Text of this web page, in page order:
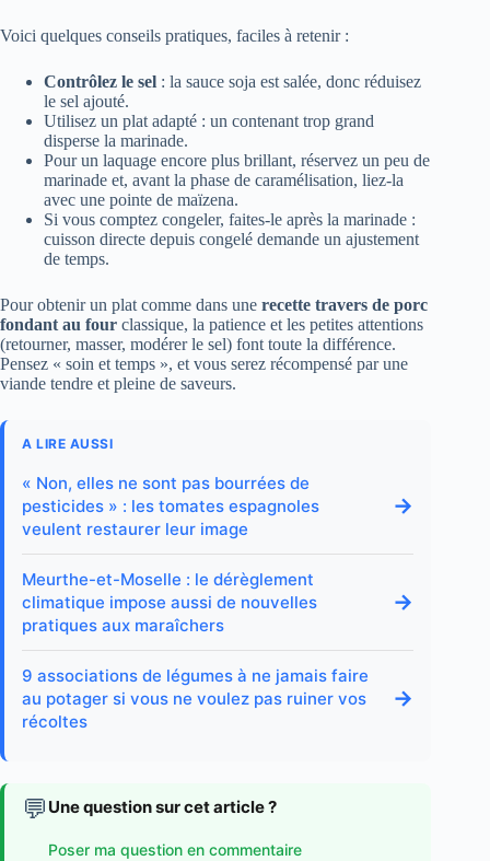
Voici quelques conseils pratiques, faciles à retenir :
Contrôlez le sel : la sauce soja est salée, donc réduisez
le sel ajouté.
Utilisez un plat adapté : un contenant trop grand
disperse la marinade.
Pour un laquage encore plus brillant, réservez un peu de
marinade et, avant la phase de caramélisation, liez-la
avec une pointe de maïzena.
Si vous comptez congeler, faites-le après la marinade :
cuisson directe depuis congelé demande un ajustement
de temps.
Pour obtenir un plat comme dans une recette travers de porc
fondant au four classique, la patience et les petites attentions
(retourner, masser, modérer le sel) font toute la différence.
Pensez « soin et temps », et vous serez récompensé par une
viande tendre et pleine de saveurs.
A LIRE AUSSI
« Non, elles ne sont pas bourrées de
pesticides » : les tomates espagnoles
veulent restaurer leur image
→
Meurthe-et-Moselle : le dérèglement
climatique impose aussi de nouvelles
pratiques aux maraîchers
→
9 associations de légumes à ne jamais faire
au potager si vous ne voulez pas ruiner vos
récoltes
→
💬 Une question sur cet article ?
Poser ma question en commentaire